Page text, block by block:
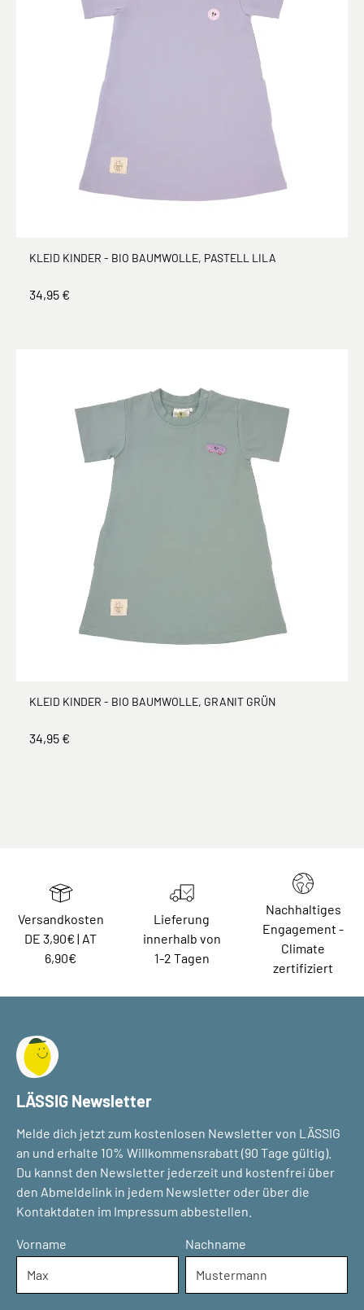
KLEID KINDER - BIO BAUMWOLLE, PASTELL LILA
34,95 €
KLEID KINDER - BIO BAUMWOLLE, GRANIT GRÜN
34,95 €
Versandkosten
DE 3,90€ | AT
6,90€
Lieferung
innerhalb von
1-2 Tagen
Nachhaltiges
Engagement -
Climate
zertifiziert
LÄSSIG Newsletter
Melde dich jetzt zum kostenlosen Newsletter von LÄSSIG
an und erhalte 10% Willkommensrabatt (90 Tage gültig).
Du kannst den Newsletter jederzeit und kostenfrei über
den Abmeldelink in jedem Newsletter oder über die
Kontaktdaten im Impressum abbestellen.
Vorname Nachname